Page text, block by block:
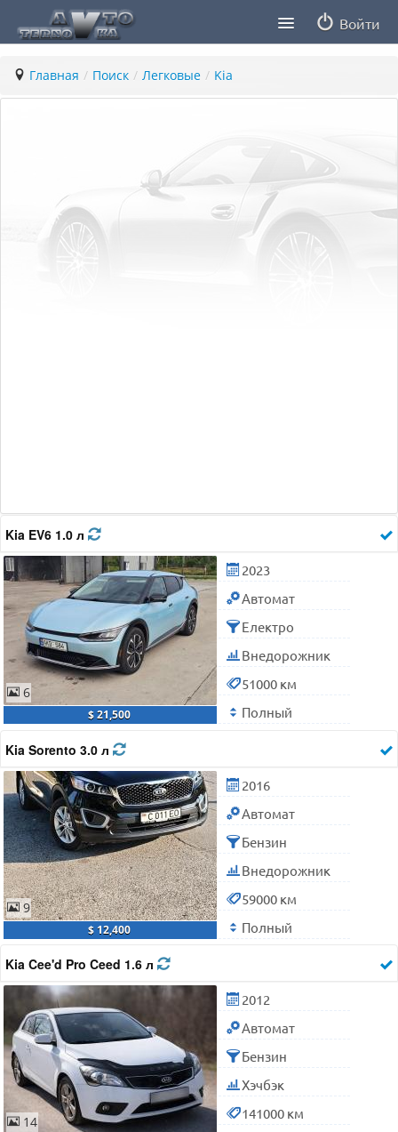
Войти
Статьи
Главная / Поиск / Легковые / Kia
Kia EV6 1.0 л
6
$ 21,500
2023
Автомат
Електро
Внедорожник
51000 км
Полный
Kia Sorento 3.0 л
9
$ 12,400
2016
Автомат
Бензин
Внедорожник
59000 км
Полный
Kia Cee'd Pro Ceed 1.6 л
14
2012
Автомат
Бензин
Хэчбэк
141000 км